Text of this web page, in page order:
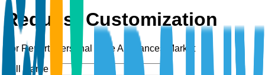
Request Customization
For Report: Personal Care Appliances Market
Full Name *